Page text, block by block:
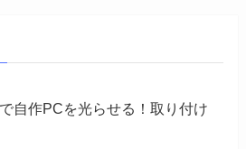
自作PCを光らせる！取り付け